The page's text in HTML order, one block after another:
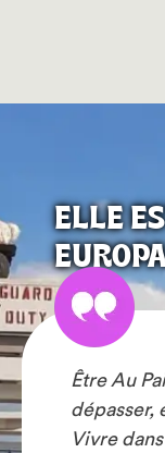
ELLE
Être Au
dépasser,
Vivre